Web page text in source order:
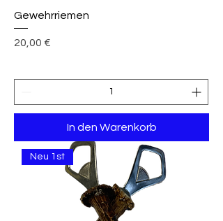
Gewehrriemen
Preis
20,00 €
In den Warenkorb
Neu 1st